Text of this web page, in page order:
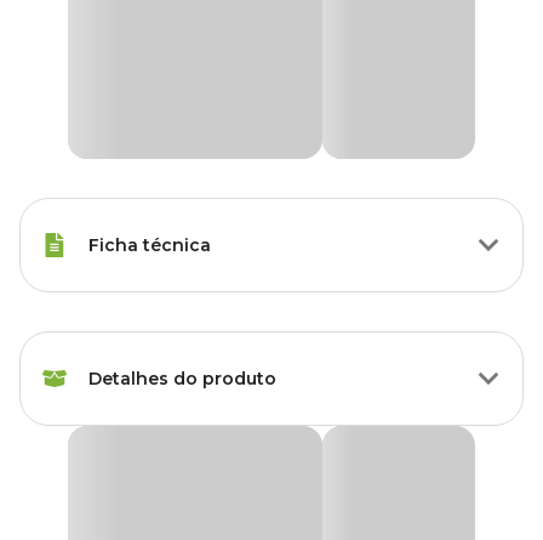
Ficha técnica
Todas as Raças
Aplicação
Tópico
Detalhes do produto